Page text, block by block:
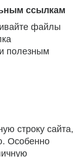
ссылкам
файлы
полезным
строку сайта,
Особенно